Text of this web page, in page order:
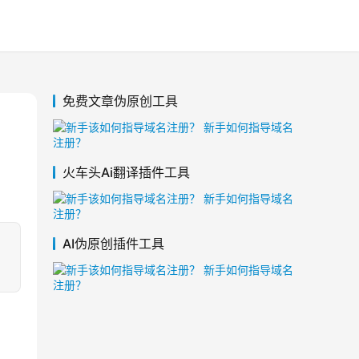
免费文章伪原创工具
火车头Ai翻译插件工具
AI伪原创插件工具